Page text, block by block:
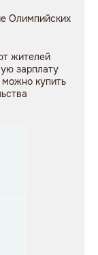
Олимпийских
жителей
зарплату
можно купить